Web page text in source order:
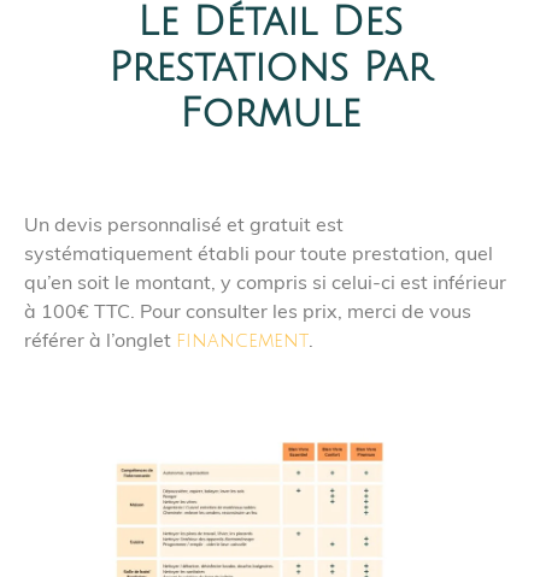
Le Détail Des
Prestations Par
Formule
Un devis personnalisé et gratuit est
systématiquement établi pour toute prestation, quel
qu’en soit le montant, y compris si celui-ci est inférieur
à 100€ TTC. Pour consulter les prix, merci de vous
référer à l’onglet financement.